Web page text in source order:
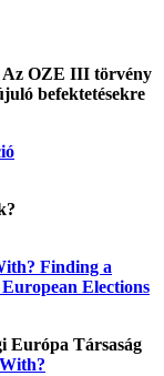
Az OZE III törvény
befektetésekre
Finding a
Elections
Európa Társaság